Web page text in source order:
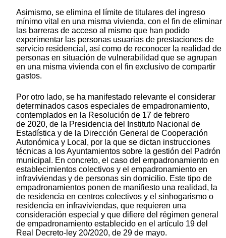
Asimismo, se elimina el límite de titulares del ingreso
mínimo vital en una misma vivienda, con el fin de eliminar
las barreras de acceso al mismo que han podido
experimentar las personas usuarias de prestaciones de
servicio residencial, así como de reconocer la realidad de
personas en situación de vulnerabilidad que se agrupan
en una misma vivienda con el fin exclusivo de compartir
gastos.
Por otro lado, se ha manifestado relevante el considerar
determinados casos especiales de empadronamiento,
contemplados en la Resolución de 17 de febrero
de 2020, de la Presidencia del Instituto Nacional de
Estadística y de la Dirección General de Cooperación
Autonómica y Local, por la que se dictan instrucciones
técnicas a los Ayuntamientos sobre la gestión del Padrón
municipal. En concreto, el caso del empadronamiento en
establecimientos colectivos y el empadronamiento en
infraviviendas y de personas sin domicilio. Este tipo de
empadronamientos ponen de manifiesto una realidad, la
de residencia en centros colectivos y el sinhogarismo o
residencia en infraviviendas, que requieren una
consideración especial y que difiere del régimen general
de empadronamiento establecido en el artículo 19 del
Real Decreto-ley 20/2020, de 29 de mayo.